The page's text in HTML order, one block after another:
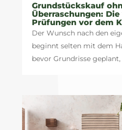
Grundstückskauf
Überraschungen:
Prüfungen vor dem
Der Wunsch nach den
beginnt selten mit dem
bevor Grundrisse geplant,